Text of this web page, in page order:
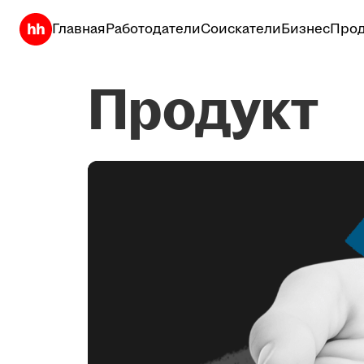
ГлавнаяРаботодателиСоискателиБизнес
Продукт